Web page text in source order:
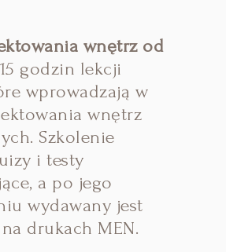
wnętrz od
15 godzin lekcji
wprowadzają w
wnętrz
Szkolenie
i testy
a po jego
wydawany jest
drukach MEN.